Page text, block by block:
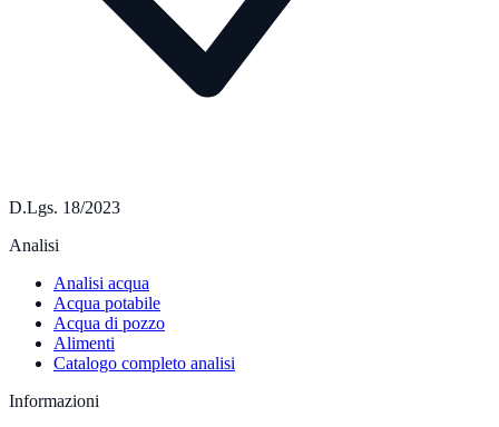
D.Lgs. 18/2023
Analisi
Analisi acqua
Acqua potabile
Acqua di pozzo
Alimenti
Catalogo completo analisi
Informazioni